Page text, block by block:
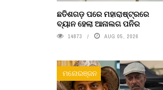
ଛତିଶଗଡ଼ ପରେ ମହାରାଷ୍ଟ୍ରରେ
ବ୍ୟାନ ହେଲା ଆନାଲଗ ପନିର
14873 AUG 05, 2026
ମନୋରଞ୍ଜନ